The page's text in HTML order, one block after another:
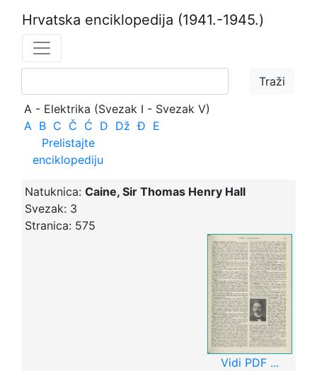
Hrvatska enciklopedija (1941.-1945.)
A - Elektrika (Svezak I - Svezak V)
A B C Č Ć D Dž Đ E
Prelistajte
enciklopediju
Natuknica: Caine, Sir Thomas Henry Hall
Svezak: 3
Stranica: 575
Vidi PDF ...